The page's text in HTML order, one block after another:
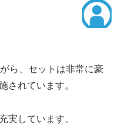
ら、セットは非常に豪
されています。
実しています。